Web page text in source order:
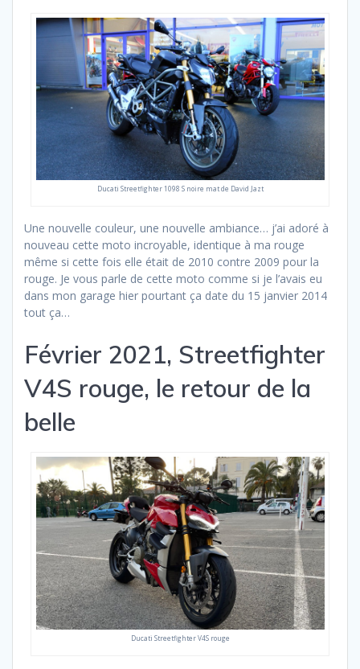
Ducati Streetfighter 1098 S noire mat de David Jazt
Une nouvelle couleur, une nouvelle ambiance… j’ai adoré à
nouveau cette moto incroyable, identique à ma rouge
même si cette fois elle était de 2010 contre 2009 pour la
rouge. Je vous parle de cette moto comme si je l’avais eu
dans mon garage hier pourtant ça date du 15 janvier 2014
tout ça…
Février 2021, Streetfighter
V4S rouge, le retour de la
belle
Ducati Streetfighter V4S rouge